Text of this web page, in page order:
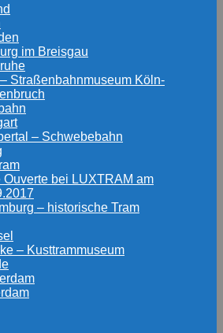
im Breisgau
Straßenbahnmuseum Köln-
– Schwebebahn
Ouverte bei LUXTRAM am
– historische Tram
– Kusttrammuseum